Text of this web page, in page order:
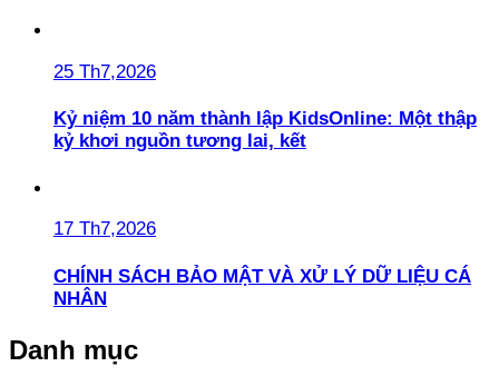
25 Th7,2026
Kỷ niệm 10 năm thành lập KidsOnline: Một thập
kỷ khơi nguồn tương lai, kết
17 Th7,2026
CHÍNH SÁCH BẢO MẬT VÀ XỬ LÝ DỮ LIỆU CÁ
NHÂN
Danh mục